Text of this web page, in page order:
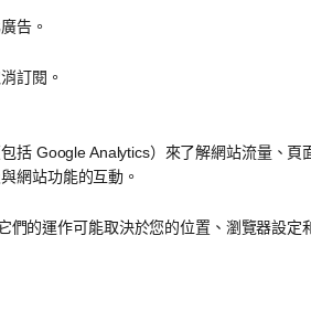
告。
訂閱。
括 Google Analytics）來了解網站流量、頁
網站功能的互動。
的運作可能取決於您的位置、瀏覽器設定